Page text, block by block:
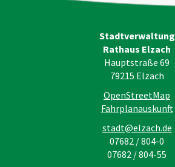
Stadtverwaltung
Rathaus Elzach
Hauptstraße 69
79215 Elzach
OpenStreetMap
Fahrplanauskunft
stadt@elzach.de
07682 / 804-0
07682 / 804-55